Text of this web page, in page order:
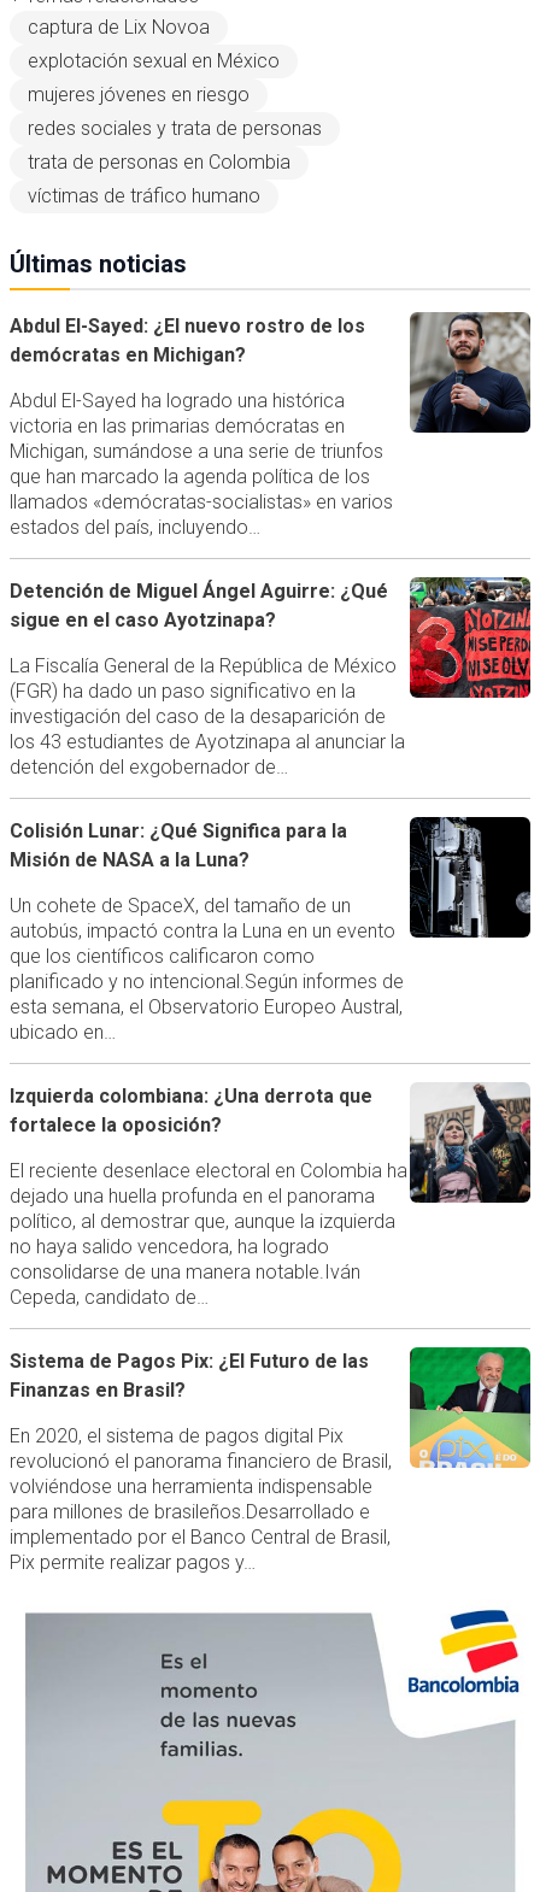
captura de Lix Novoa
explotación sexual en México
mujeres jóvenes en riesgo
redes sociales y trata de personas
trata de personas en Colombia
víctimas de tráfico humano
Últimas noticias
Abdul El-Sayed: ¿El nuevo rostro de los
demócratas en Michigan?
Abdul El-Sayed ha logrado una histórica
victoria en las primarias demócratas en
Michigan, sumándose a una serie de triunfos
que han marcado la agenda política de los
llamados «demócratas-socialistas» en varios
estados del país, incluyendo…
Detención de Miguel Ángel Aguirre: ¿Qué
sigue en el caso Ayotzinapa?
La Fiscalía General de la República de México
(FGR) ha dado un paso significativo en la
investigación del caso de la desaparición de
los 43 estudiantes de Ayotzinapa al anunciar la
detención del exgobernador de…
Colisión Lunar: ¿Qué Significa para la
Misión de NASA a la Luna?
Un cohete de SpaceX, del tamaño de un
autobús, impactó contra la Luna en un evento
que los científicos calificaron como
planificado y no intencional.Según informes de
esta semana, el Observatorio Europeo Austral,
ubicado en…
Izquierda colombiana: ¿Una derrota que
fortalece la oposición?
El reciente desenlace electoral en Colombia ha
dejado una huella profunda en el panorama
político, al demostrar que, aunque la izquierda
no haya salido vencedora, ha logrado
consolidarse de una manera notable.Iván
Cepeda, candidato de…
Sistema de Pagos Pix: ¿El Futuro de las
Finanzas en Brasil?
En 2020, el sistema de pagos digital Pix
revolucionó el panorama financiero de Brasil,
volviéndose una herramienta indispensable
para millones de brasileños.Desarrollado e
implementado por el Banco Central de Brasil,
Pix permite realizar pagos y…